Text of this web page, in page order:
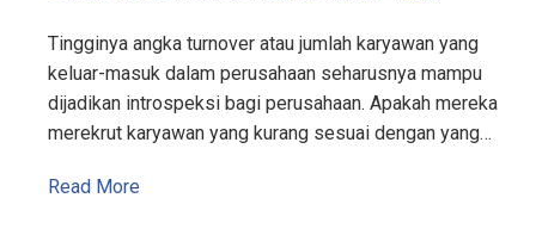
Tingginya angka turnover atau jumlah karyawan yang
keluar-masuk dalam perusahaan seharusnya mampu
dijadikan introspeksi bagi perusahaan. Apakah mereka
merekrut karyawan yang kurang sesuai dengan yang…
Read More